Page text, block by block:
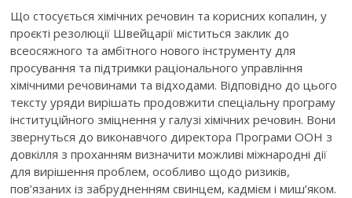
Що стосується хімічних речовин та корисних копалин, у
проєкті резолюції Швейцарії міститься заклик до
всеосяжного та амбітного нового інструменту для
просування та підтримки раціонального управління
хімічними речовинами та відходами. Відповідно до цього
тексту уряди вирішать продовжити спеціальну програму
інституційного зміцнення у галузі хімічних речовин. Вони
звернуться до виконавчого директора Програми ООН з
довкілля з проханням визначити можливі міжнародні дії
для вирішення проблем, особливо щодо ризиків,
пов’язаних із забрудненням свинцем, кадмієм і миш’яком.